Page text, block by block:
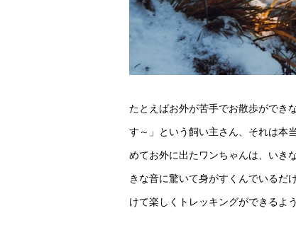
たとえばお外が苦手でお散歩ができ
す～」という飼い主さん、それは本
めてお外に出たワンちゃんは、いき
きな音に驚いて身がすくんでいるだ
けて楽しくトレッキングができるよ